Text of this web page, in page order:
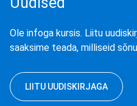
Ole infoga kursis. Liitu
saaksime teada, milliseid
LIITU UUDISKIRJAGA